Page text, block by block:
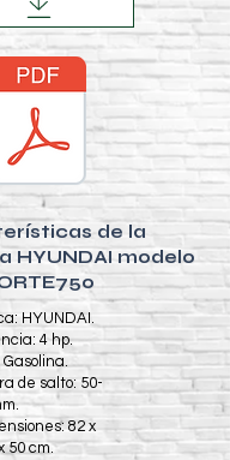
de la
HYUNDAI modelo
HYUNDAI.
4 hp.
Gasolina.
de salto: 50-
82 x
50 cm.